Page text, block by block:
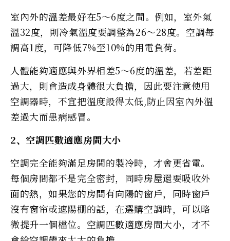
室內外的溫差最好在5～6度之間。例如，室外氣
溫32度，則冷氣溫度要調整為26～28度。空調每
調高1度，可降低7%至10%的用電負荷。
人體能夠適應與外界相差5～6度的溫差，若差距
過大，則會造成身體很大負擔，因此要注意使用
空調器時，不宜把溫度設得太低,防止因室內外溫
差過大而患病感冒。
2、空調匹數適應房間大小
空調完全能夠滿足房間的製冷時，才會更省電。
每個房間都不是完全密封，同時房屋還要吸收外
面的熱，如果您的房間有向陽的窗戶，同時窗戶
沒有窗帘或遮陽棚的話，在選購空調時，可以略
微提升一個檔位。空調匹數適應房間大小，才不